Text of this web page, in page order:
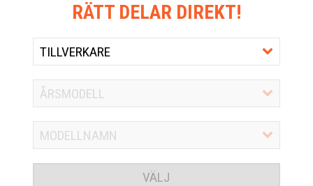
RÄTT DELAR DIREKT!
VÄLJ